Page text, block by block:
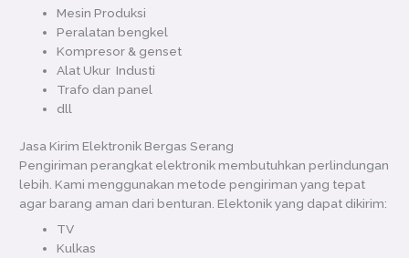
Mesin Produksi
Peralatan bengkel
Kompresor & genset
Alat Ukur Industi
Trafo dan panel
dll
Jasa Kirim Elektronik Bergas Serang
Pengiriman perangkat elektronik membutuhkan perlindungan
lebih. Kami menggunakan metode pengiriman yang tepat
agar barang aman dari benturan. Elektonik yang dapat dikirim:
TV
Kulkas